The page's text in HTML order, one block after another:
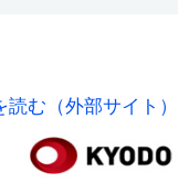
む（外部サイト）